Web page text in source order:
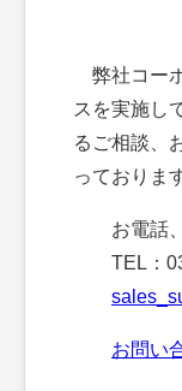
弊社コー
スを実施し
るご相談、
っておりま
お電話
TEL：
お問い